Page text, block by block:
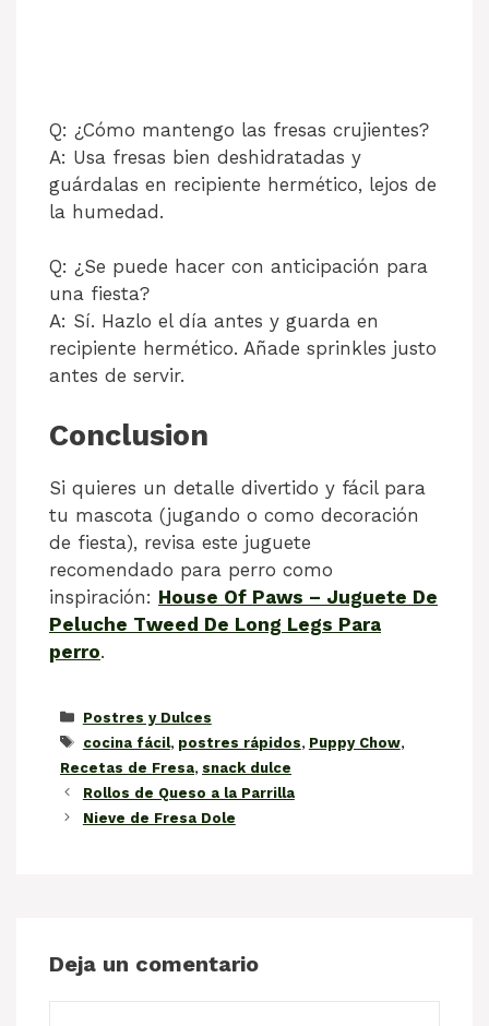
Q: ¿Cómo mantengo las fresas crujientes?
A: Usa fresas bien deshidratadas y
guárdalas en recipiente hermético, lejos de
la humedad.
Q: ¿Se puede hacer con anticipación para
una fiesta?
A: Sí. Hazlo el día antes y guarda en
recipiente hermético. Añade sprinkles justo
antes de servir.
Conclusion
Si quieres un detalle divertido y fácil para
tu mascota (jugando o como decoración
de fiesta), revisa este juguete
recomendado para perro como
inspiración: House Of Paws – Juguete De
Peluche Tweed De Long Legs Para
perro.
Categorías
Postres y Dulces
Etiquetas
cocina fácil, postres rápidos, Puppy Chow,
Recetas de Fresa, snack dulce
Rollos de Queso a la Parrilla
Nieve de Fresa Dole
Deja un comentario